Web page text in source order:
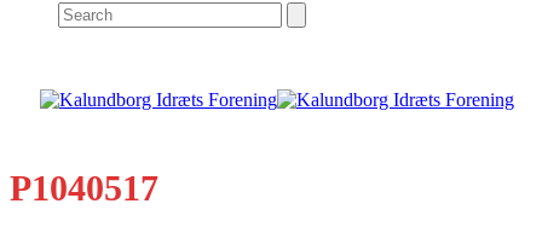
Search
P1040517